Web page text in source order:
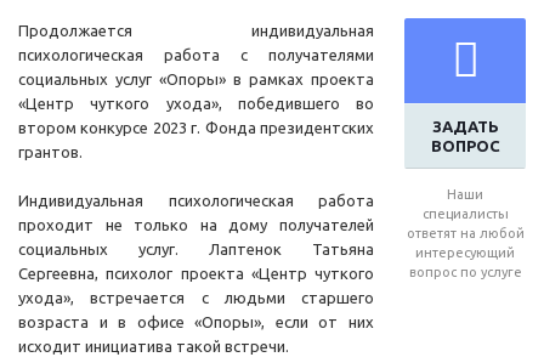
ЗАДАТЬ
ВОПРОС
Наши
специалисты
ответят на любой
интересующий
вопрос по услуге
Продолжается индивидуальная
психологическая работа с получателями
социальных услуг «Опоры» в рамках проекта
«Центр чуткого ухода», победившего во
втором конкурсе 2023 г. Фонда президентских
грантов.
Индивидуальная психологическая работа
проходит не только на дому получателей
социальных услуг. Лаптенок Татьяна
Сергеевна, психолог проекта «Центр чуткого
ухода», встречается с людьми старшего
возраста и в офисе «Опоры», если от них
исходит инициатива такой встречи.